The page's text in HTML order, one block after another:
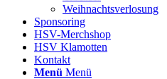
Weihnachtsverlosung
Sponsoring
HSV-Merchshop
HSV Klamotten
Kontakt
Menü Menü